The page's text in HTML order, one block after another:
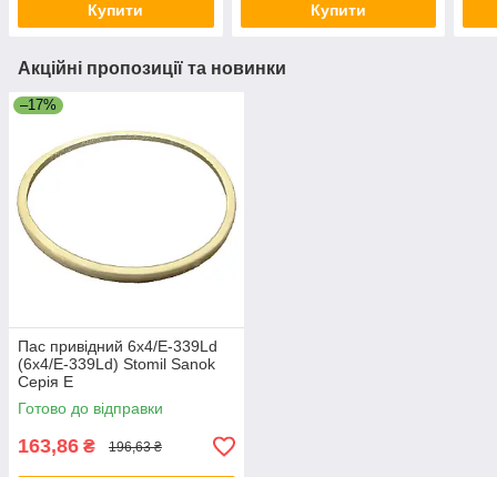
Купити Купити
Акційні пропозиції та новинки
–17%
Пас привідний 6x4/E-339Ld
(6x4/E-339Ld) Stomil Sanok
Серія E
Готово до відправки
163,86 ₴ 196,63 ₴